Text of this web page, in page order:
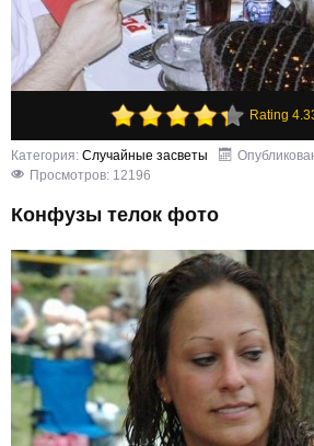
Rating
Категория: Случайные засветы
Просмотров: 12196
Конфузы телок фото